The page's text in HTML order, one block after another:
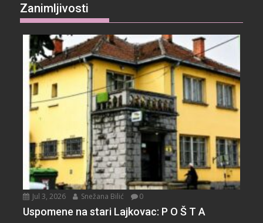
Zanimljivosti
Jul 3, 2026 Snežana Bilić 0
Uspomene na stari Lajkovac: P O Š T A